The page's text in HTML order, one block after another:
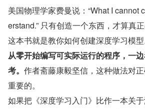
美国物理学家费曼说：“What I cannot
erstand.” 只有创造一个东西，才算真
这本书就是教你如何创建深度学习模型
从零开始编写可实际运行的程序，一
考。 作者斋藤康毅坚信，这种做法对
重要的。
如果把《深度学习入门》比作一本关